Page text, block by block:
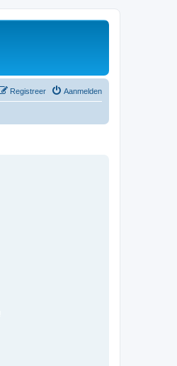
Aanmelden
Registreer